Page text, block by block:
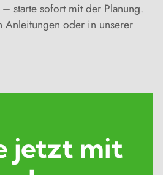
starte sofort mit der Planung.
Anleitungen oder in unserer
jetzt mit